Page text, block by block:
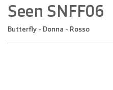
Seen SNFF06
Butterfly - Donna - Rosso